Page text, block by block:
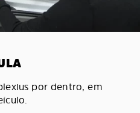
por dentro, em